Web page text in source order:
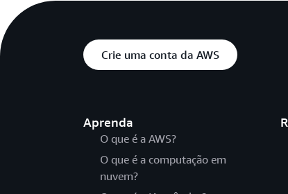
Crie uma conta da AWS
Aprenda
O que é a AWS?
O que é a computação em
nuvem?